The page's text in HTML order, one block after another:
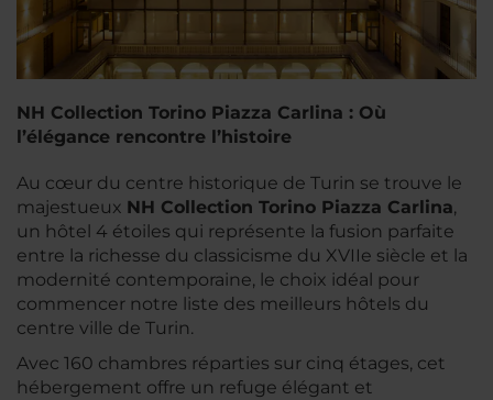
NH Collection Torino Piazza Carlina : Où
l’élégance rencontre l’histoire
Au cœur du centre historique de Turin se trouve le
majestueux NH Collection Torino Piazza Carlina,
un hôtel 4 étoiles qui représente la fusion parfaite
entre la richesse du classicisme du XVIIe siècle et la
modernité contemporaine, le choix idéal pour
commencer notre liste des meilleurs hôtels du
centre ville de Turin.
Avec 160 chambres réparties sur cinq étages, cet
hébergement offre un refuge élégant et